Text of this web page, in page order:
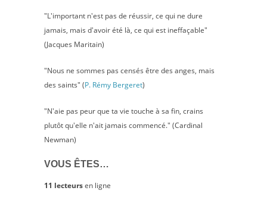
"L'important n'est pas de réussir, ce qui ne dure
jamais, mais d'avoir été là, ce qui est ineffaçable"
(Jacques Maritain)
"Nous ne sommes pas censés être des anges, mais
des saints" (P. Rémy Bergeret)
"N'aie pas peur que ta vie touche à sa fin, crains
plutôt qu'elle n'ait jamais commencé." (Cardinal
Newman)
VOUS ÊTES…
11 lecteursen ligne